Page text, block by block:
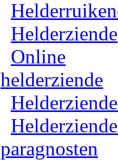
Helderziende
Online
helderziende
paragnosten